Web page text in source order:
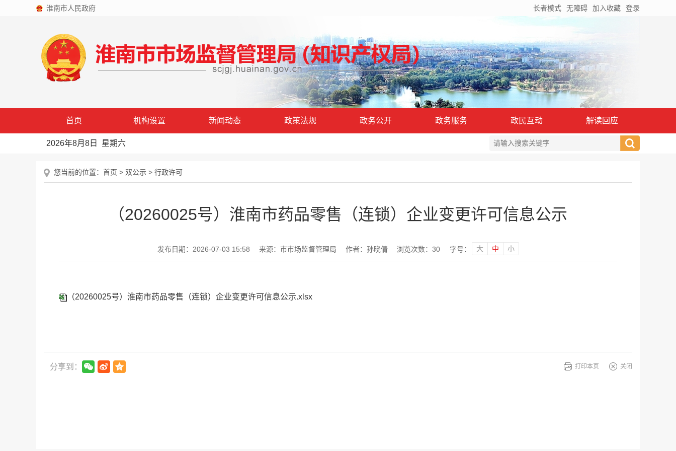
淮南市人民政府 长者模式 无障碍 加入收藏 登录
首页 机构设置 新闻动态 政策法规 政务公开 政务服务 政民互动 解读回应
2026年8月8日 星期六
您当前的位置： 首页 > 双公示 > 行政许可
（20260025号）淮南市药品零售（连锁）企业变更许可信息公示
发布日期：2026-07-03 15:58 来源：市市场监督管理局 作者：孙晓倩 浏览次数： 30 字号： 大 中 小
（20260025号）淮南市药品零售（连锁）企业变更许可信息公示.xlsx
分享到： 打印本页 关闭